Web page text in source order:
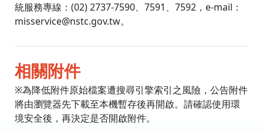
統服務專線：(02) 2737-7590、7591、7592，e-mail：
misservice@nstc.gov.tw。
相關附件
※為降低附件原始檔案遭搜尋引擎索引之風險，公告附件
將由瀏覽器先下載至本機暫存後再開啟。請確認使用環
境安全後，再決定是否開啟附件。